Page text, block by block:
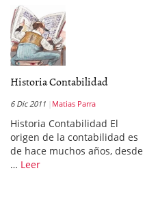
Historia Contabilidad
6 Dic 2011 Matias Parra
Historia Contabilidad El
origen de la contabilidad es
de hace muchos años, desde
… Leer